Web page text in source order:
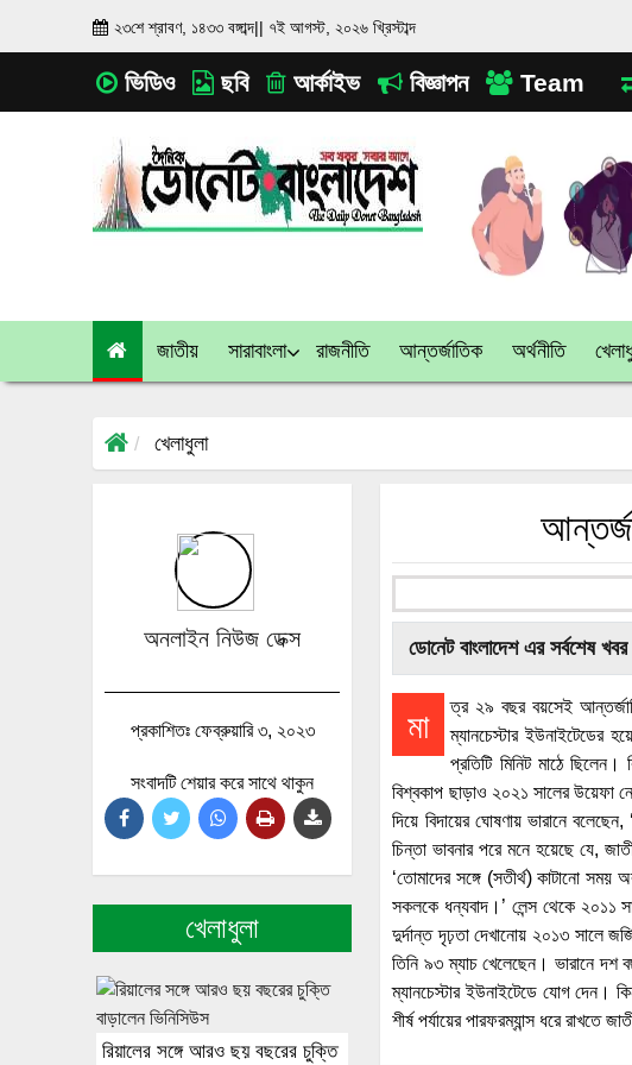
২৩শে শ্রাবণ, ১৪৩৩ বঙ্গাব্দ|| ৭ই আগস্ট, ২০২৬ খ্রিস্টাব্দ
ভিডিও ছবি আর্কাইভ বিজ্ঞাপন Team
জাতীয় সারাবাংলা রাজনীতি আন্তর্জাতিক অর্থনীতি
খেলাধুলা
অনলাইন নিউজ ডেক্স
প্রকাশিতঃ ফেব্রুয়ারি ৩, ২০২৩
সংবাদটি শেয়ার করে সাথে থাকুন
খেলাধুলা
রিয়ালের সঙ্গে আরও ছয় বছরের চুক্তি
ডোনেট বাংলাদেশ এর
মা
ত্র ২৯ বছর বয়সেই
ম্যানচেস্টার ইউনাইটেডের
প্রতিটি মিনিট মাঠে
বিশ্বকাপ ছাড়াও ২০২১ সালের উয়েফা
দিয়ে বিদায়ের ঘোষণায় ভারানে
চিন্তা ভাবনার পরে মনে হয়েছে যে,
‘তোমাদের সঙ্গে (সতীর্থ) কাটানো
সকলকে ধন্যবাদ।’ লেন্স থেকে ২০১১
দুর্দান্ত দৃঢ়তা দেখানোয় ২০১৩ সালে
তিনি ৯৩ ম্যাচ খেলেছেন। ভারানে দশ
ম্যানচেস্টার ইউনাইটেডে যোগ দেন।
শীর্ষ পর্যায়ের পারফরম্যান্স ধরে রাখতে